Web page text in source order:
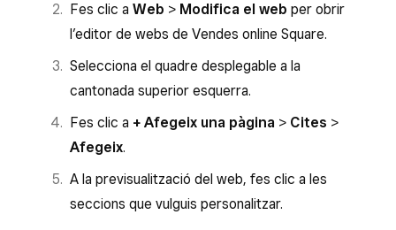
Fes clic a Web > Modifica el web per obrir
l’editor de webs de Vendes online Square.
Selecciona el quadre desplegable a la
cantonada superior esquerra.
Fes clic a + Afegeix una pàgina > Cites >
Afegeix.
A la previsualització del web, fes clic a les
seccions que vulguis personalitzar.